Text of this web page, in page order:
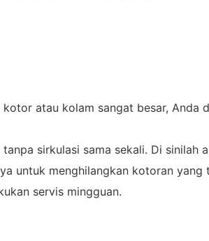
atau kolam sangat besar, Anda
sirkulasi sama sekali. Di
untuk menghilangkan kotoran
servis mingguan.